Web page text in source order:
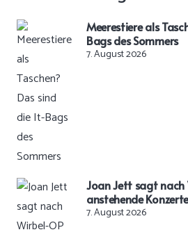
Meerestiere als
Bags des Sommers
7. August 2026
Joan Jett sagt nach
anstehende
7. August 2026